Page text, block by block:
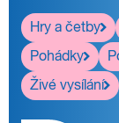
Hry a četby
Pohádky
Živé vysílání